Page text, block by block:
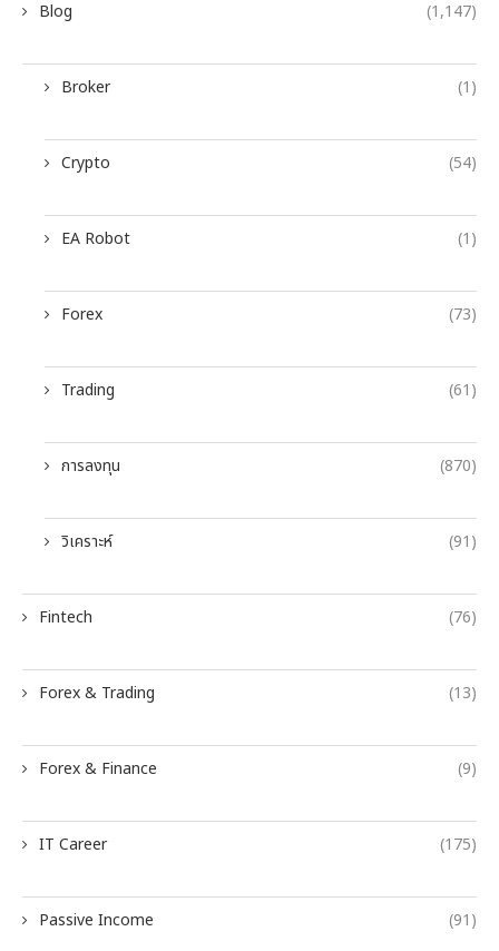
Blog (1,147)
Broker (1)
Crypto (54)
EA Robot (1)
Forex (73)
Trading (61)
การลงทุน (870)
วิเคราะห์ (91)
Fintech (76)
Forex & Trading (13)
Forex & Finance (9)
IT Career (175)
Passive Income (91)